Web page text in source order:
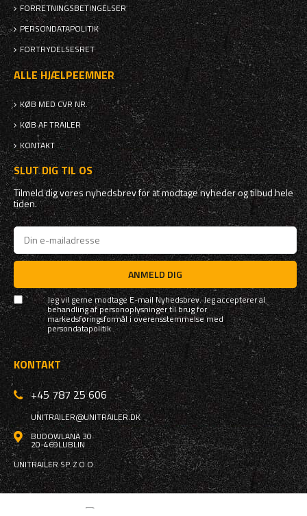
FORRETNINGSBETINGELSER
PERSONDATAPOLITIK
FORTRYDELSESRET
ALLE HJÆLPEEMNER
KØB MED CVR NR.
KØB AF TRAILER
KONTAKT
SLUT DIG TIL OS
Tilmeld dig vores nyhedsbrev for at modtage nyheder og tilbud hele
tiden.
ANMELD DIG
Jeg vil gerne modtage E-mail Nyhedsbrev. Jeg accepterer al
behandling af personoplysninger til brug for
markedsføringsformål i overensstemmelse med
persondatapolitik
KONTAKT
+45 787 25 606
UNITRAILER@UNITRAILER.DK
BUDOWLANA 30
20-469LUBLIN
UNITRAILER SP. Z O.O.